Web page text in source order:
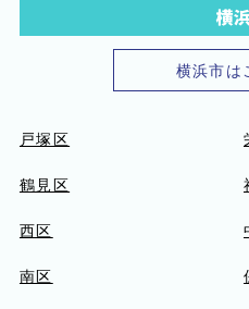
横
横浜市は
戸塚区
鶴見区
西区
南区